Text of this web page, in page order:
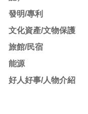
發明/專利
文化資產/文物保護
旅館/民宿
能源
好人好事/人物介紹